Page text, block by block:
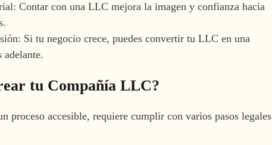
Contar con una LLC mejora la imagen y confianza hacia
Si tu negocio crece, puedes convertir tu LLC en una
adelante.
tu Compañía LLC?
proceso accesible, requiere cumplir con varios pasos legales